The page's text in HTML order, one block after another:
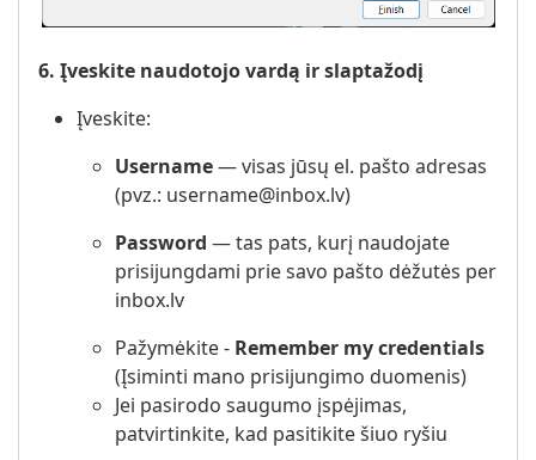
6. Įveskite naudotojo vardą ir slaptažodį
Įveskite:
Username— visas jūsų el. pašto adresas
(pvz.: username@inbox.lv)
Password — tas pats, kurį naudojate
prisijungdami prie savo pašto dėžutės per
inbox.lv
Pažymėkite - Remember my credentials
(Įsiminti mano prisijungimo duomenis)
Jei pasirodo saugumo įspėjimas,
patvirtinkite, kad pasitikite šiuo ryšiu